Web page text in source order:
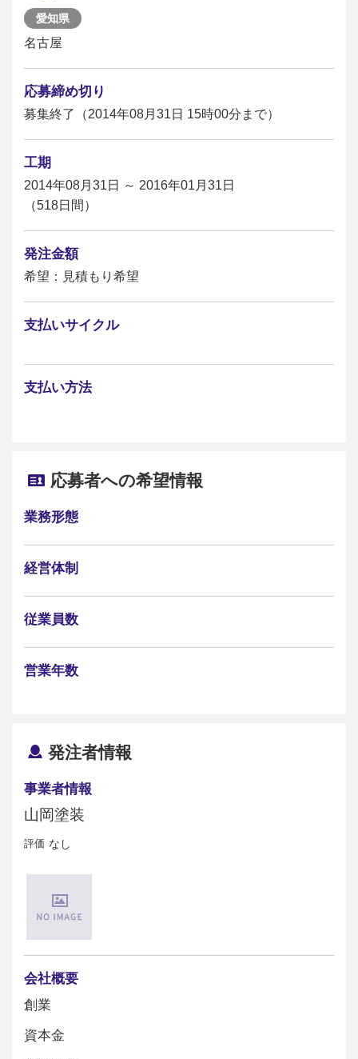
愛知県
名古屋
応募締め切り
募集終了（2014年08月31日 15時00分まで）
工期
2014年08月31日 ～ 2016年01月31日
（518日間）
発注金額
希望：見積もり希望
支払いサイクル
支払い方法
応募者への希望情報
業務形態
経営体制
従業員数
営業年数
発注者情報
事業者情報
山岡塗装
評価 なし
会社概要
創業
資本金